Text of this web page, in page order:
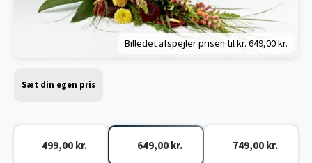
Billedet afspejler prisen til kr. 649,00 kr.
Sæt din egen pris
499,00 kr. 649,00 kr. 749,00 kr.